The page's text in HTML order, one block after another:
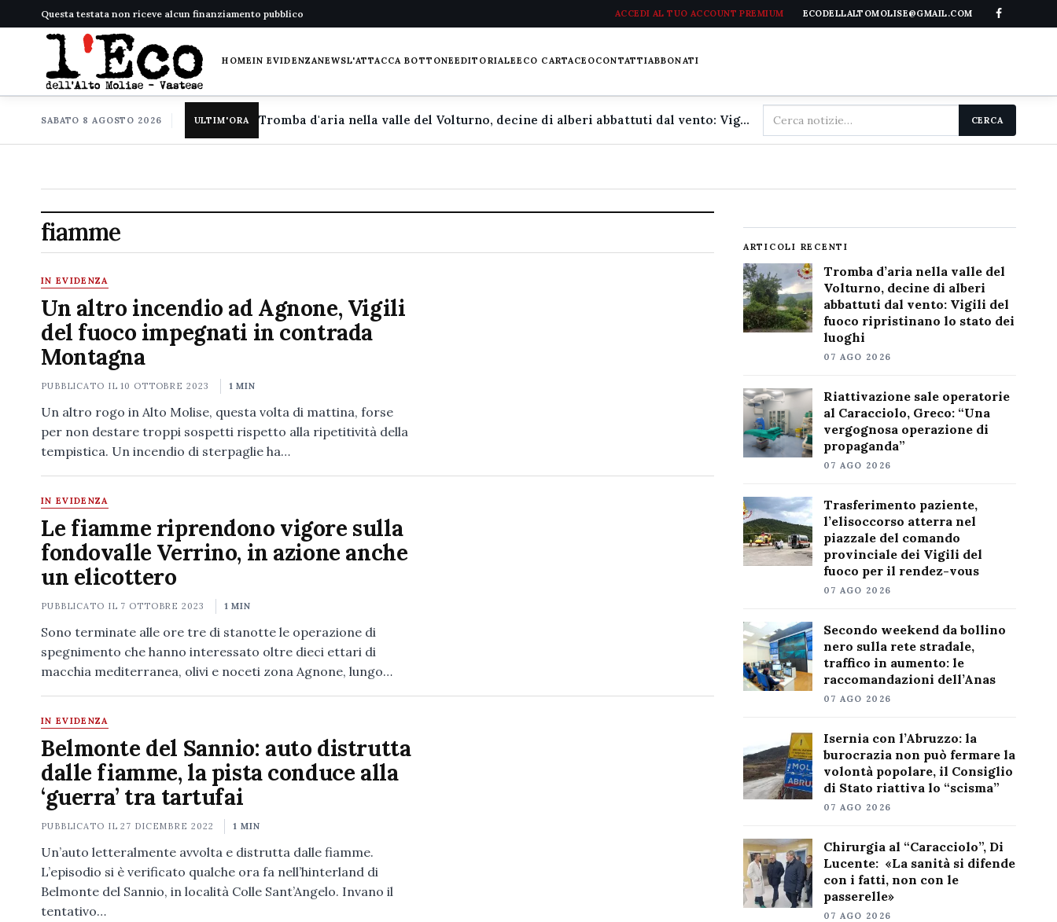
Questa testata non riceve alcun finanziamento pubblico ACCEDI AL TUO ACCOUNT PREMIUM ECODELLALTOMOLISE@GMAIL.COM
HOMEIN EVIDENZANEWSL'ATTACCA BOTTONEEDITORIALEECO CARTACEOCONTATTIABBONATI
SABATO 8 AGOSTO 2026 ULTIM'ORA Tromba d'aria nella valle del Volturno, decine di alberi abbattuti dal vento: Vigili del fuoco ripristinano lo stato dei luoghi
Cerca
nel
CERCA
fiamme
IN EVIDENZA
Un altro incendio ad Agnone, Vigili
del fuoco impegnati in contrada
Montagna
PUBBLICATO IL10 OTTOBRE 2023 1 MIN
Un altro rogo in Alto Molise, questa volta di mattina, forse
per non destare troppi sospetti rispetto alla ripetitività della
tempistica. Un incendio di sterpaglie ha…
IN EVIDENZA
Le fiamme riprendono vigore sulla
fondovalle Verrino, in azione anche
un elicottero
PUBBLICATO IL 7 OTTOBRE 2023 1 MIN
Sono terminate alle ore tre di stanotte le operazione di
spegnimento che hanno interessato oltre dieci ettari di
macchia mediterranea, olivi e noceti zona Agnone, lungo…
IN EVIDENZA
Belmonte del Sannio: auto distrutta
dalle fiamme, la pista conduce alla
‘guerra’ tra tartufai
PUBBLICATO IL27 DICEMBRE 2022 1 MIN
Un’auto letteralmente avvolta e distrutta dalle fiamme.
L’episodio si è verificato qualche ora fa nell’hinterland di
Belmonte del Sannio, in località Colle Sant’Angelo. Invano il
tentativo…
ARTICOLI RECENTI
Tromba d’aria nella valle del
Volturno, decine di alberi
abbattuti dal vento: Vigili del
fuoco ripristinano lo stato dei
luoghi
07 AGO 2026
Riattivazione sale operatorie
al Caracciolo, Greco: “Una
vergognosa operazione di
propaganda”
07 AGO 2026
Trasferimento paziente,
l’elisoccorso atterra nel
piazzale del comando
provinciale dei Vigili del
fuoco per il rendez-vous
07 AGO 2026
Secondo weekend da bollino
nero sulla rete stradale,
traffico in aumento: le
raccomandazioni dell’Anas
07 AGO 2026
Isernia con l’Abruzzo: la
burocrazia non può fermare la
volontà popolare, il Consiglio
di Stato riattiva lo “scisma”
07 AGO 2026
Chirurgia al “Caracciolo”, Di
Lucente: «La sanità si difende
con i fatti, non con le
passerelle»
07 AGO 2026